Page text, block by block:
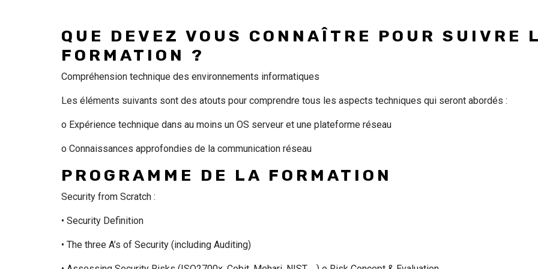
QUE DEVEZ VOUS CONNAÎTRE POUR SUIVRE
FORMATION ?
Compréhension technique des environnements informatiques
Les éléments suivants sont des atouts pour comprendre tous les aspects techniques qui seront abordés :
o Expérience technique dans au moins un OS serveur et une plateforme réseau
o Connaissances approfondies de la communication réseau
PROGRAMME DE LA FORMATION
Security from Scratch :
• Security Definition
• The three A’s of Security (including Auditing)